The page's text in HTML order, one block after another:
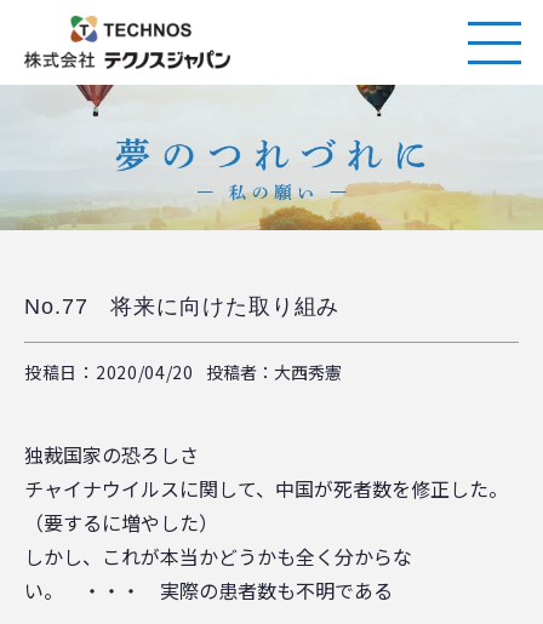
No.77 将来に向けた取り組み
投稿日：2020/04/20 投稿者：大西秀憲
独裁国家の恐ろしさ
チャイナウイルスに関して、中国が死者数を修正した。
（要するに増やした）
しかし、これが本当かどうかも全く分からな
い。 ・・・ 実際の患者数も不明である